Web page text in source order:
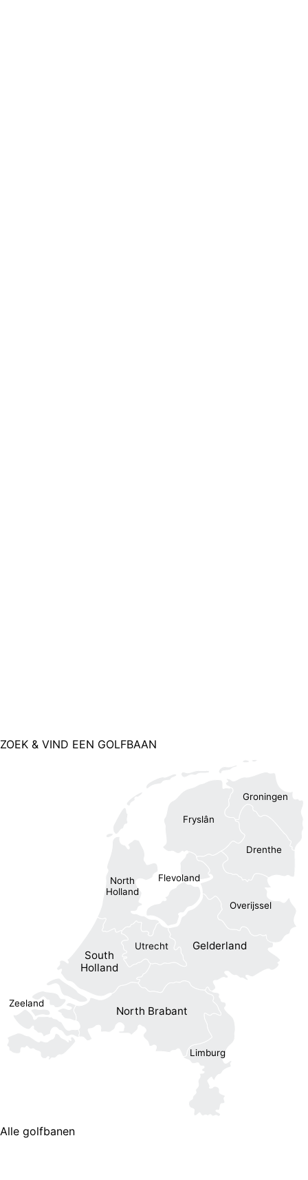
ZOEK & VIND EEN GOLFBAAN
Drenthe
Flevoland
Fryslân
Gelderland
Groningen
Limburg
North Brabant
North
Holland
Overijssel
South
Holland
Utrecht
Zeeland
Alle golfbanen